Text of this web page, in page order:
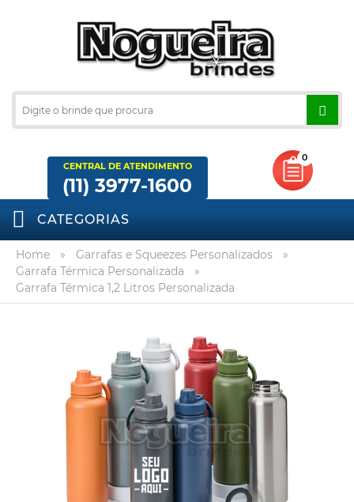
CENTRAL DE ATENDIMENTO
(11) 3977-1600
0
CATEGORIAS
Home » Garrafas e Squeezes Personalizados
»
Garrafa Térmica Personalizada
»
Garrafa Térmica 1,2 Litros Personalizada